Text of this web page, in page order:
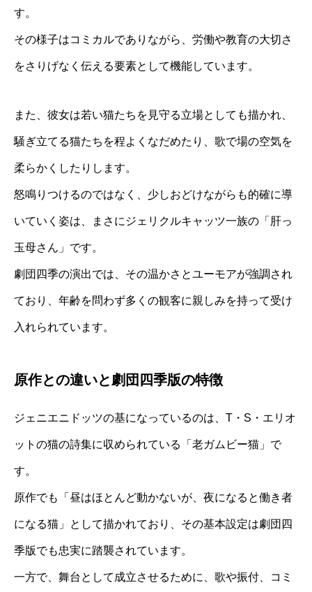
す。
その様子はコミカルでありながら、労働や教育の大切さ
をさりげなく伝える要素として機能しています。
また、彼女は若い猫たちを見守る立場としても描かれ、
騒ぎ立てる猫たちを程よくなだめたり、歌で場の空気を
柔らかくしたりします。
怒鳴りつけるのではなく、少しおどけながらも的確に導
いていく姿は、まさにジェリクルキャッツ一族の「肝っ
玉母さん」です。
劇団四季の演出では、その温かさとユーモアが強調され
ており、年齢を問わず多くの観客に親しみを持って受け
入れられています。
原作との違いと劇団四季版の特徴
ジェニエニドッツの基になっているのは、T・S・エリオ
ットの猫の詩集に収められている「老ガムビー猫」で
す。
原作でも「昼はほとんど動かないが、夜になると働き者
になる猫」として描かれており、その基本設定は劇団四
季版でも忠実に踏襲されています。
一方で、舞台として成立させるために、歌や振付、コミ